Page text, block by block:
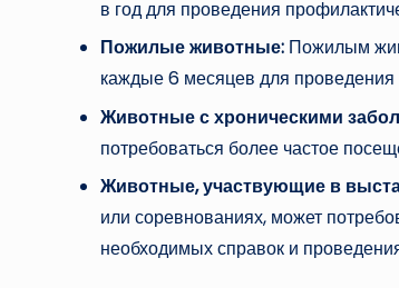
в год для проведения
Пожилые животные: Пожилым
каждые 6 месяцев для
Животные с хроническими
потребоваться более частое
Животные, участвующие в
или соревнованиях, может
необходимых справок и